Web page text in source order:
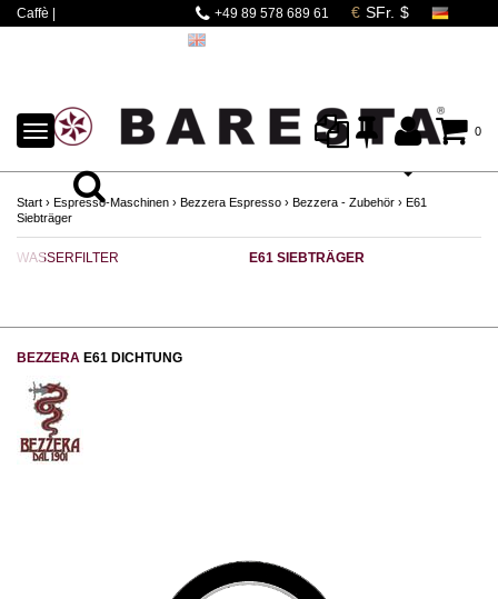
Caffè |
+49 89 578 689 61
0
TOGGLE
NAVIGATION
Start › Espresso-Maschinen › Bezzera Espresso › Bezzera - Zubehör › E61
Siebträger
WASSERFILTER E61 SIEBTRÄGER
BEZZERA E61 DICHTUNG